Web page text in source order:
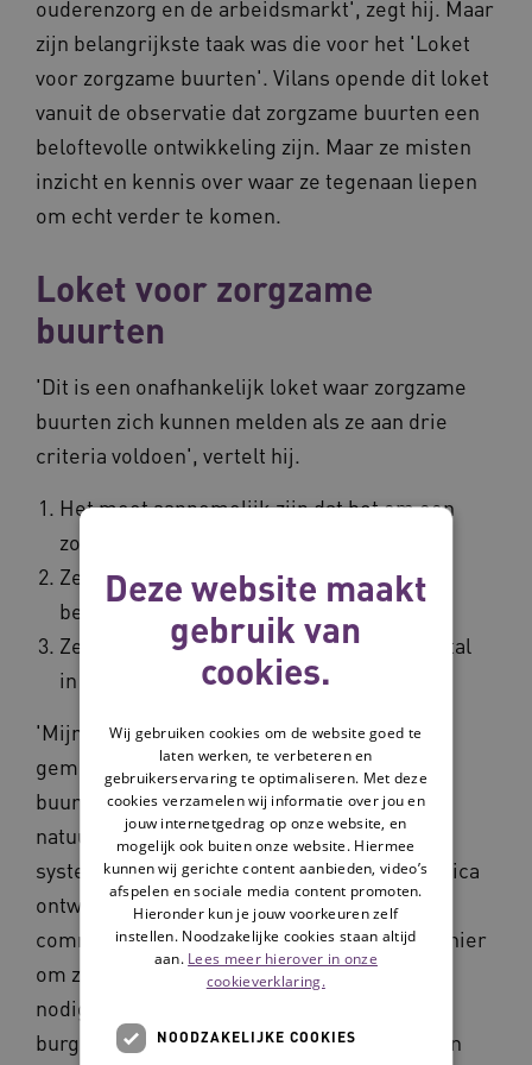
ouderenzorg en de arbeidsmarkt', zegt hij. Maar
zijn belangrijkste taak was die voor het 'Loket
voor zorgzame buurten'. Vilans opende dit loket
vanuit de observatie dat zorgzame buurten een
beloftevolle ontwikkeling zijn. Maar ze misten
inzicht en kennis over waar ze tegenaan liepen
om echt verder te komen.
Loket voor zorgzame
buurten
'Dit is een onafhankelijk loket waar zorgzame
buurten zich kunnen melden als ze aan drie
criteria voldoen', vertelt hij.
Het moet aannemelijk zijn dat het om een
zorgzame gemeenschap gaat.
Ze moeten zich op enigerlei wijze hebben
bewezen.
Ze moeten ergens tegenaan lopen, meestal
in het systeem.
'Mijn opdracht was om dan de belangen van
gemeenten, zorgverzekeraars en zorgzame
buurten op een lijn te krijgen. Ze liggen
natuurlijk in elkaars verlengde. Maar het
systeem heeft decennialang een interne logica
ontwikkeld voor inkopen, aanbesteden en
communiceren. Die vormt niet de beste manier
om zorg en welzijn vorm te geven. Wat juist
nodig is, is uit te gaan van wat er is aan
burgerkracht en gemeenschapszin, te kijken
Deze website maakt
gebruik van
cookies.
Wij gebruiken cookies om de website goed te
laten werken, te verbeteren en
gebruikerservaring te optimaliseren. Met deze
cookies verzamelen wij informatie over jou en
jouw internetgedrag op onze website, en
mogelijk ook buiten onze website. Hiermee
kunnen wij gerichte content aanbieden, video’s
afspelen en sociale media content promoten.
Hieronder kun je jouw voorkeuren zelf
instellen. Noodzakelijke cookies staan altijd
aan. Lees meer hierover in onze
cookieverklaring.
NOODZAKELIJKE COOKIES